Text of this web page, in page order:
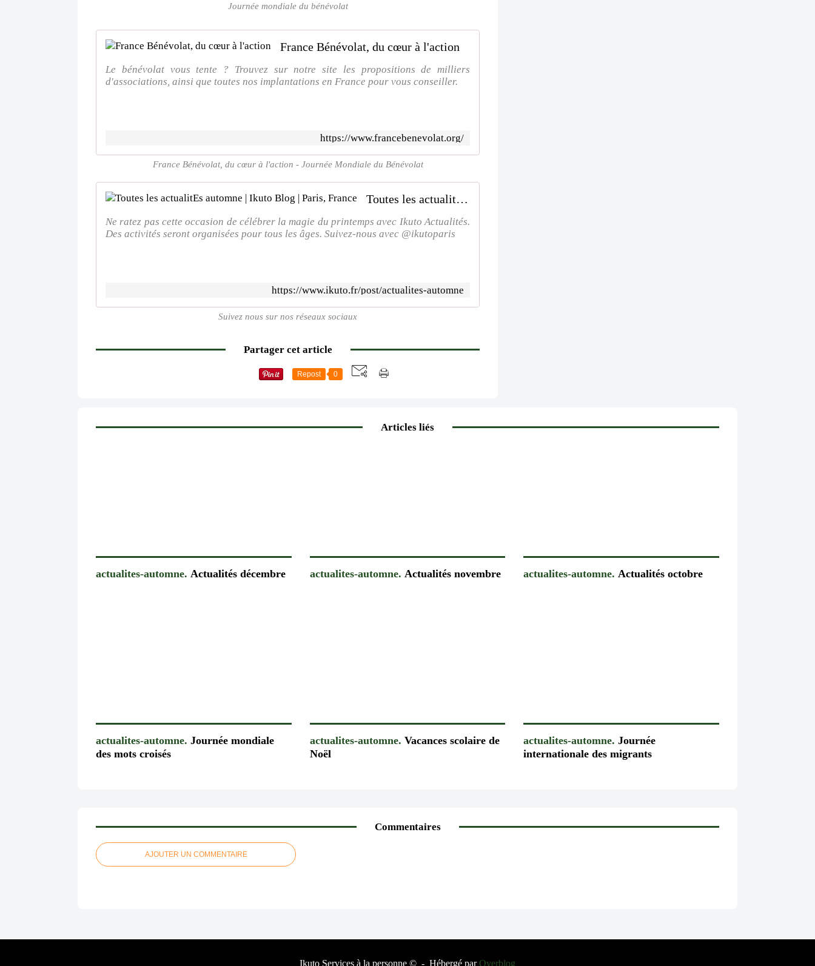
Journée mondiale du bénévolat
France Bénévolat, du cœur à l'action
Le bénévolat vous tente ? Trouvez sur notre site les propositions de milliers
d'associations, ainsi que toutes nos implantations en France pour vous conseiller.
https://www.francebenevolat.org/
France Bénévolat, du cœur à l'action - Journée Mondiale du Bénévolat
Toutes les actualitEs automne | Ikuto Blog | Paris, France
Ne ratez pas cette occasion de célébrer la magie du printemps avec Ikuto Actualités.
Des activités seront organisées pour tous les âges. Suivez-nous avec @ikutoparis
https://www.ikuto.fr/post/actualites-automne
Suivez nous sur nos réseaux sociaux
Partager cet article
Repost 0
Articles liés
actualites-automne. Actualités décembre actualites-automne. Actualités novembre actualites-automne. Actualités octobre
actualites-automne. Journée mondiale
des mots croisés
actualites-automne. Vacances scolaire de
Noël
actualites-automne. Journée
internationale des migrants
Commentaires
AJOUTER UN COMMENTAIRE
Ikuto Services à la personne © - Hébergé parOverblog